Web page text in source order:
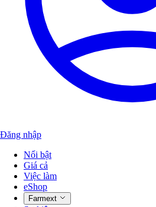
Đăng nhập
Nổi bật
Giá cả
Việc làm
eShop
Farmext